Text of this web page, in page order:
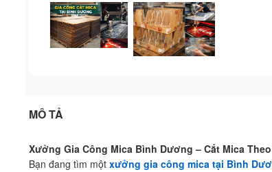
MÔ TẢ
Xưởng Gia Công Mica Bình Dương – Cắt Mica
Bạn đang tìm một xưởng gia công mica tại Bình